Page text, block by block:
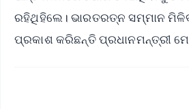
ରହିଥିହିଲେ। ଭାରତରତ୍ନ ସମ୍ମାନ
ପ୍ରକାଶ କରିଛନ୍ତି ପ୍ରଧାନମନ୍ତ୍ରୀ